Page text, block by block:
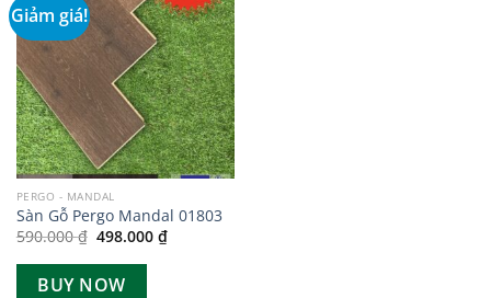
Giảm giá!
Add to
wishlist
PERGO - MANDAL
Sàn Gỗ Pergo Mandal 01803
590.000₫ Giá
gốc
là:
590.000 ₫.
498.000 ₫Giá
hiện
BUY NOW